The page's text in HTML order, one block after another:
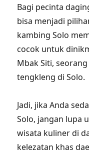
Bagi pecinta
bisa menjadi
kambing Solo
cocok untuk
Mbak Siti,
tengkleng di Solo.
Jadi, jika Anda
Solo, jangan lupa
wisata kuliner di
kelezatan khas